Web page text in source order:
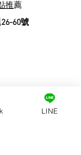
推薦
60號
認證民宿
LINE